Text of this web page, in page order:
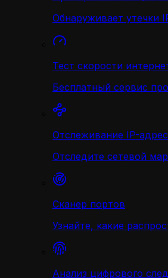
Обнаруживает утечки
Тест скорости
Бесплатный сервис
Отслеживание IP-
Отследите сетевой
Сканер портов
Узнайте, какие
Анализ цифрового